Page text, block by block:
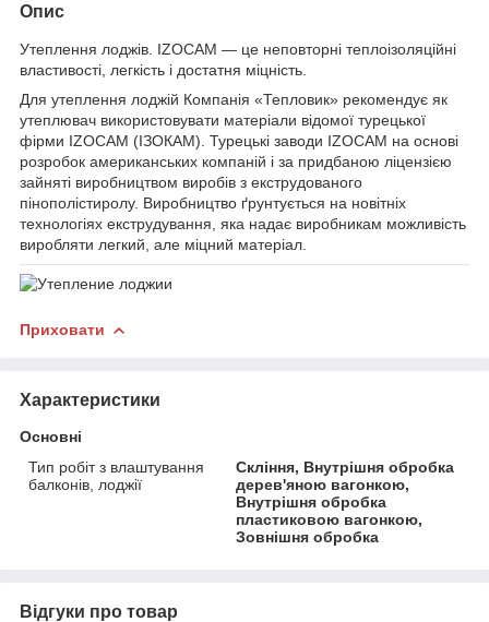
Опис
Утеплення лоджів. IZOCAM — це неповторні теплоізоляційні
властивості, легкість і достатня міцність.
Для утеплення лоджій Компанія «Тепловик» рекомендує як
утеплювач використовувати матеріали відомої турецької
фірми IZOCAM (ІЗОКАМ). Турецькі заводи IZOCAM на основі
розробок американських компаній і за придбаною ліцензією
зайняті виробництвом виробів з екструдованого
пінополістиролу. Виробництво ґрунтується на новітніх
технологіях екструдування, яка надає виробникам можливість
виробляти легкий, але міцний матеріал.
Приховати
Характеристики
Основні
Тип робіт з влаштування
балконів, лоджії
Скління, Внутрішня обробка
дерев'яною вагонкою,
Внутрішня обробка
пластиковою вагонкою,
Зовнішня обробка
Відгуки про товар